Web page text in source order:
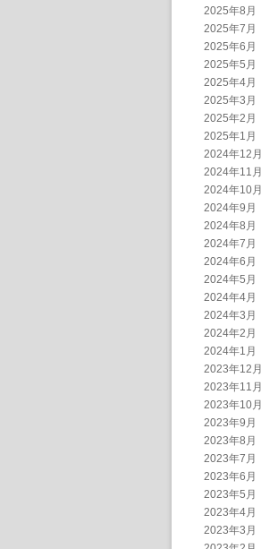
2025年8月
2025年7月
2025年6月
2025年5月
2025年4月
2025年3月
2025年2月
2025年1月
2024年12月
2024年11月
2024年10月
2024年9月
2024年8月
2024年7月
2024年6月
2024年5月
2024年4月
2024年3月
2024年2月
2024年1月
2023年12月
2023年11月
2023年10月
2023年9月
2023年8月
2023年7月
2023年6月
2023年5月
2023年4月
2023年3月